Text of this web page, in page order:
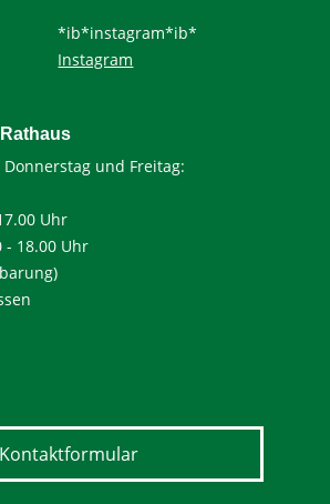
*ib*instagram*ib*
Instagram
und Freitag:
Uhr
- 18.00 Uhr
Kontaktformular